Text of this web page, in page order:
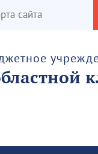
сайта